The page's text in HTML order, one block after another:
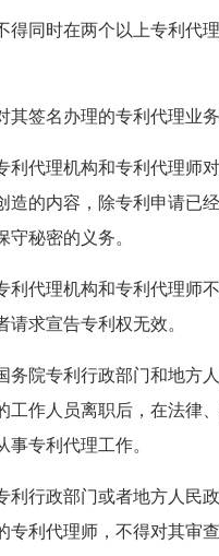
同时在两个以上专利代
签名办理的专利代理业务
理机构和专利代理师对
造的内容，除专利申请已
守秘密的义务。
理机构和专利代理师不
请求宣告专利权无效。
专利行政部门和地方人
工作人员离职后，在法律
事专利代理工作。
行政部门或者地方人民政
专利代理师，不得对其审